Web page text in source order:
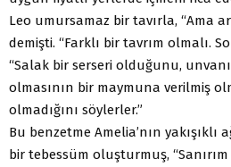
Leo umursamaz bir tavırla, “Ama
demişti. “Farklı bir tavrım olmalı.
“Salak bir serseri olduğunu,
olmasının bir maymuna verilmiş
olmadığını söylerler.”
Bu benzetme Amelia’nın
bir tebessüm oluşturmuş,